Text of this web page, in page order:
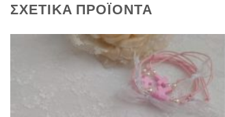
ΣΧΕΤΙΚΆ ΠΡΟΪΌΝΤΑ